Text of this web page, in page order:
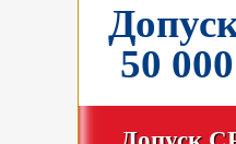
50